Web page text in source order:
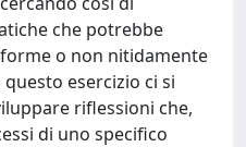
che potrebbe
o non nitidamente
esercizio ci si
riflessioni che,
di uno specifico